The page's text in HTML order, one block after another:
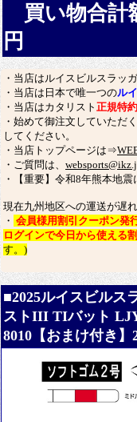
買い物合計
円
・当店はルイスビルスラッ
・当店は日本で唯一つのル
・当店はカタリスト 正規特
・始めて御注文していただ
してください。
・当店トップページは⇒
・ご質問は、
・【重要】令和8年熊本地
現在九州地区への運送が遅
・ 会員様用割引クーポン発
ログインで今日から使える
す。)
■2025ルイスビルス
ストIII TIバット
8010【おまけ付き】